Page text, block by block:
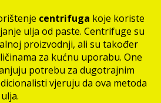
centrifuga koje koriste
ulja od paste. Centrifuge su
proizvodnji, ali su također
za kućnu uporabu. One
potrebu za dugotrajnim
vjeruju da ova metoda